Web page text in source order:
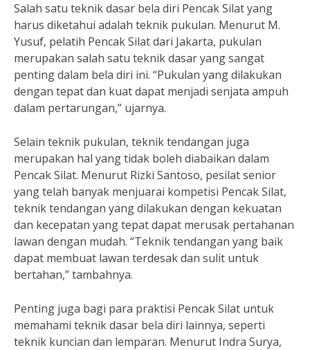
Salah satu teknik dasar bela diri Pencak Silat yang
harus diketahui adalah teknik pukulan. Menurut M.
Yusuf, pelatih Pencak Silat dari Jakarta, pukulan
merupakan salah satu teknik dasar yang sangat
penting dalam bela diri ini. “Pukulan yang dilakukan
dengan tepat dan kuat dapat menjadi senjata ampuh
dalam pertarungan,” ujarnya.
Selain teknik pukulan, teknik tendangan juga
merupakan hal yang tidak boleh diabaikan dalam
Pencak Silat. Menurut Rizki Santoso, pesilat senior
yang telah banyak menjuarai kompetisi Pencak Silat,
teknik tendangan yang dilakukan dengan kekuatan
dan kecepatan yang tepat dapat merusak pertahanan
lawan dengan mudah. “Teknik tendangan yang baik
dapat membuat lawan terdesak dan sulit untuk
bertahan,” tambahnya.
Penting juga bagi para praktisi Pencak Silat untuk
memahami teknik dasar bela diri lainnya, seperti
teknik kuncian dan lemparan. Menurut Indra Surya,